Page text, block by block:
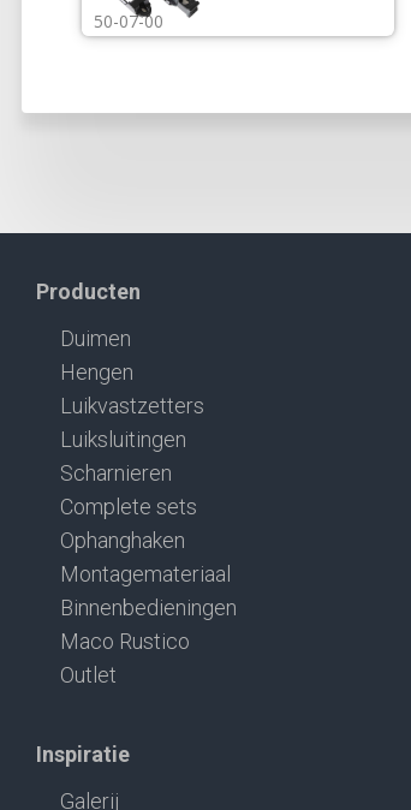
50-07-00
Producten
Duimen
Hengen
Luikvastzetters
Luiksluitingen
Scharnieren
Complete sets
Ophanghaken
Montagemateriaal
Binnenbedieningen
Maco Rustico
Outlet
Inspiratie
Galerij